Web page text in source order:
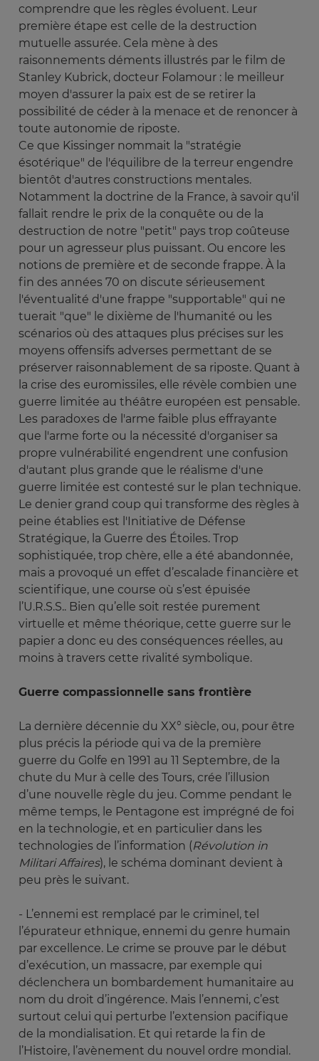
comprendre que les règles évoluent. Leur
première étape est celle de la destruction
mutuelle assurée. Cela mène à des
raisonnements déments illustrés par le film de
Stanley Kubrick, docteur Folamour : le meilleur
moyen d'assurer la paix est de se retirer la
possibilité de céder à la menace et de renoncer à
toute autonomie de riposte.
Ce que Kissinger nommait la "stratégie
ésotérique" de l'équilibre de la terreur engendre
bientôt d'autres constructions mentales.
Notamment la doctrine de la France, à savoir qu'il
fallait rendre le prix de la conquête ou de la
destruction de notre "petit" pays trop coûteuse
pour un agresseur plus puissant. Ou encore les
notions de première et de seconde frappe. À la
fin des années 70 on discute sérieusement
l'éventualité d'une frappe "supportable" qui ne
tuerait "que" le dixième de l'humanité ou les
scénarios où des attaques plus précises sur les
moyens offensifs adverses permettant de se
préserver raisonnablement de sa riposte. Quant à
la crise des euromissiles, elle révèle combien une
guerre limitée au théâtre européen est pensable.
Les paradoxes de l'arme faible plus effrayante
que l'arme forte ou la nécessité d'organiser sa
propre vulnérabilité engendrent une confusion
d'autant plus grande que le réalisme d'une
guerre limitée est contesté sur le plan technique.
Le denier grand coup qui transforme des règles à
peine établies est l'Initiative de Défense
Stratégique, la Guerre des Étoiles. Trop
sophistiquée, trop chère, elle a été abandonnée,
mais a provoqué un effet d’escalade financière et
scientifique, une course où s’est épuisée
l’U.R.S.S.. Bien qu’elle soit restée purement
virtuelle et même théorique, cette guerre sur le
papier a donc eu des conséquences réelles, au
moins à travers cette rivalité symbolique.
Guerre compassionnelle sans frontière
La dernière décennie du XX° siècle, ou, pour être
plus précis la période qui va de la première
guerre du Golfe en 1991 au 11 Septembre, de la
chute du Mur à celle des Tours, crée l’illusion
d’une nouvelle règle du jeu. Comme pendant le
même temps, le Pentagone est imprégné de foi
en la technologie, et en particulier dans les
technologies de l’information (Révolution in
Militari Affaires), le schéma dominant devient à
peu près le suivant.
- L’ennemi est remplacé par le criminel, tel
l’épurateur ethnique, ennemi du genre humain
par excellence. Le crime se prouve par le début
d’exécution, un massacre, par exemple qui
déclenchera un bombardement humanitaire au
nom du droit d’ingérence. Mais l’ennemi, c’est
surtout celui qui perturbe l’extension pacifique
de la mondialisation. Et qui retarde la fin de
l’Histoire, l’avènement du nouvel ordre mondial.